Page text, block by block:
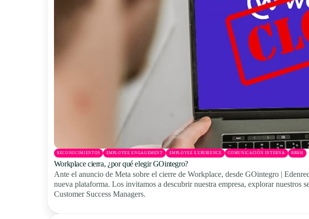
RECONOCIMIENTOS EMPLOYEE ENGAGEMENT EMPLOYEE EXPERIENCE COMUNICACIÓN INTERNA RRHH
Workplace cierra, ¿por qué elegir GOintegro?
Ante el anuncio de Meta sobre el cierre de Workplace, desde GOintegro |
nueva plataforma. Los invitamos a descubrir nuestra empresa, explorar
Customer Success Managers.